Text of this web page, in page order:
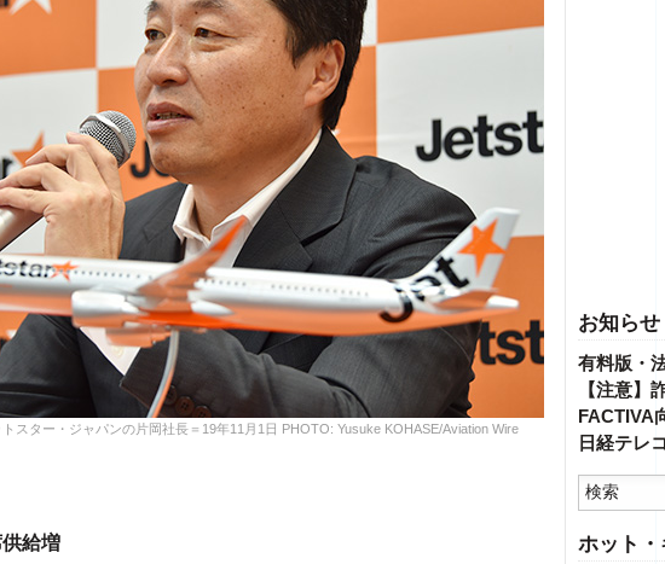
お知らせ
有料版・
【注意】
FACTIVA
日経テレ
ホット
スター・ジャパンの片岡社長＝19年11月1日 PHOTO: Yusuke KOHASE/Aviation Wire
給増